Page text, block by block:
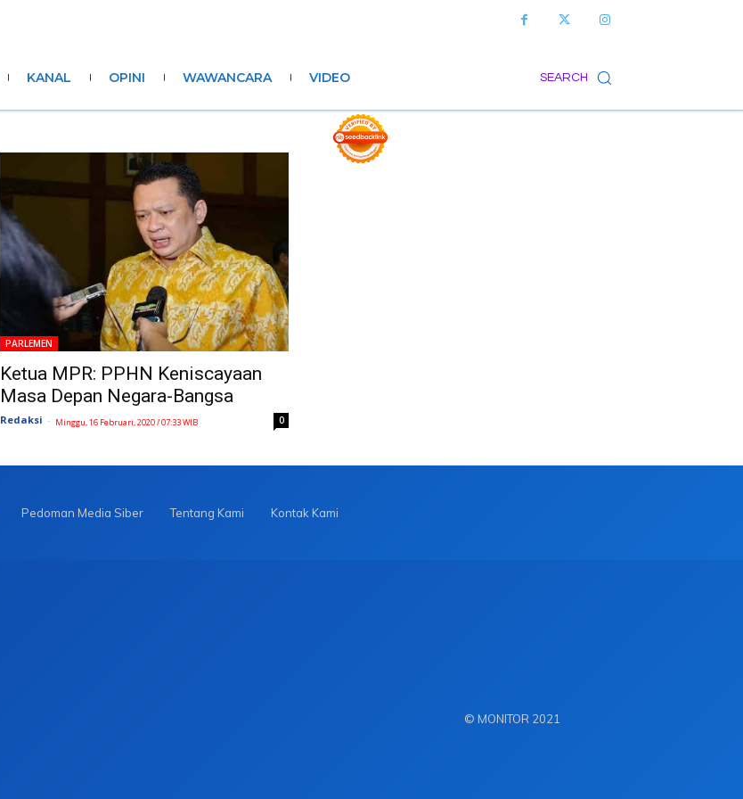
SEARCH
KANAL OPINI WAWANCARA VIDEO
PARLEMEN
Ketua MPR: PPHN Keniscayaan
Masa Depan Negara-Bangsa
Redaksi - Minggu, 16 Februari, 2020 / 07:33 WIB 0
Pedoman Media Siber Tentang Kami Kontak Kami
© MONITOR 2021